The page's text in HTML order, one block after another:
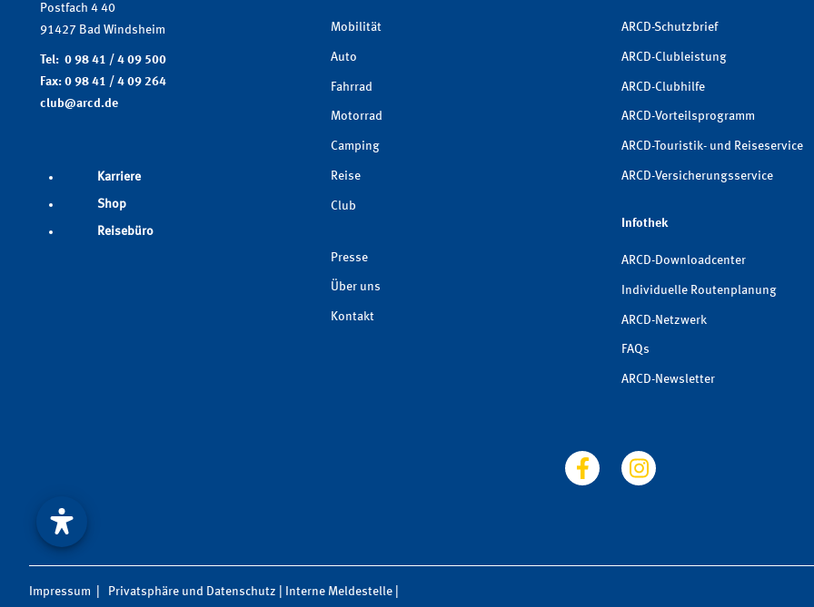
Postfach 4 40
91427 Bad Windsheim
Tel: 0 98 41 / 4 09 500
Fax: 0 98 41 / 4 09 264
club@arcd.de
Karriere
Shop
Reisebüro
Mobilität
Auto
Fahrrad
Motorrad
Camping
Reise
Club
Presse
Über uns
Kontakt
ARCD-Schutzbrief
ARCD-Clubleistung
ARCD-Clubhilfe
ARCD-Vorteilsprogramm
ARCD-Touristik- und Reiseservice
ARCD-Versicherungsservice
Infothek
ARCD-Downloadcenter
Individuelle Routenplanung
ARCD-Netzwerk
FAQs
ARCD-Newsletter
Impressum Privatsphäre und Datenschutz Interne Meldestelle